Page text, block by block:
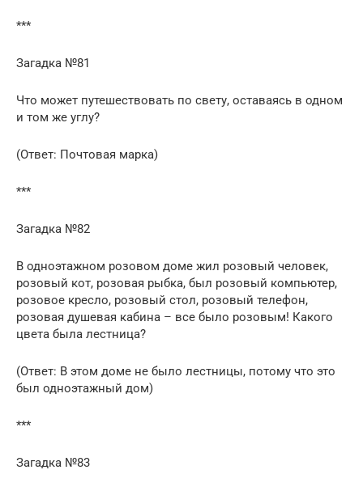
***
Загадка №81
Что может путешествовать по свету, оставаясь в одном
и том же углу?
(Ответ: Почтовая марка)
***
Загадка №82
В одноэтажном розовом доме жил розовый человек,
розовый кот, розовая рыбка, был розовый компьютер,
розовое кресло, розовый стол, розовый телефон,
розовая душевая кабина – все было розовым! Какого
цвета была лестница?
(Ответ: В этом доме не было лестницы, потому что это
был одноэтажный дом)
***
Загадка №83